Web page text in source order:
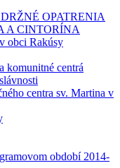
OPATRENIA
A CINTORÍNA
obci Rakúsy
komunitné centrá
centra sv. Martina v
období 2014-